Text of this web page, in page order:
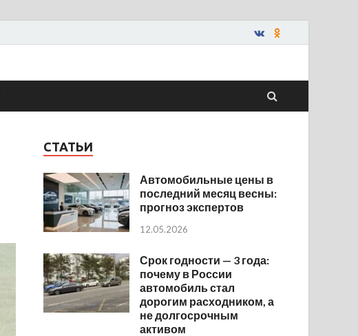
СТАТЬИ
Автомобильные цены в
последний месяц весны:
прогноз экспертов
12.05.2026
Срок годности — 3 года:
почему в России
автомобиль стал
дорогим расходником, а
не долгосрочным
активом